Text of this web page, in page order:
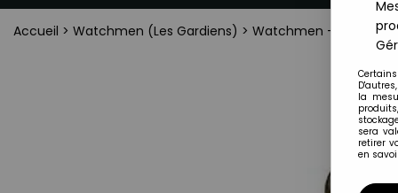
Accueil > Watchmen (Les Gardiens) > Watchmen - Mattel -
la
sera
retirer
en